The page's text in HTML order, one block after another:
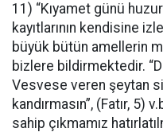
11) “Kıyamet günü
kayıtlarının kendisine
büyük bütün amellerin
bizlere bildirmektedir.
Vesvese veren şeytan
kandırmasın”, (Fatır,
sahip çıkmamız